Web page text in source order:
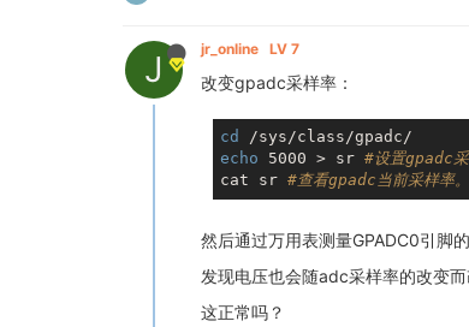
J jr_online LV 7
改变gpadc采样率：
cd
echo 5000 > sr #设置gpadc
cat sr #查看gpadc当前采样率。
然后通过万用表测量GPADC0引脚的
发现电压也会随adc采样率的改变而
这正常吗？